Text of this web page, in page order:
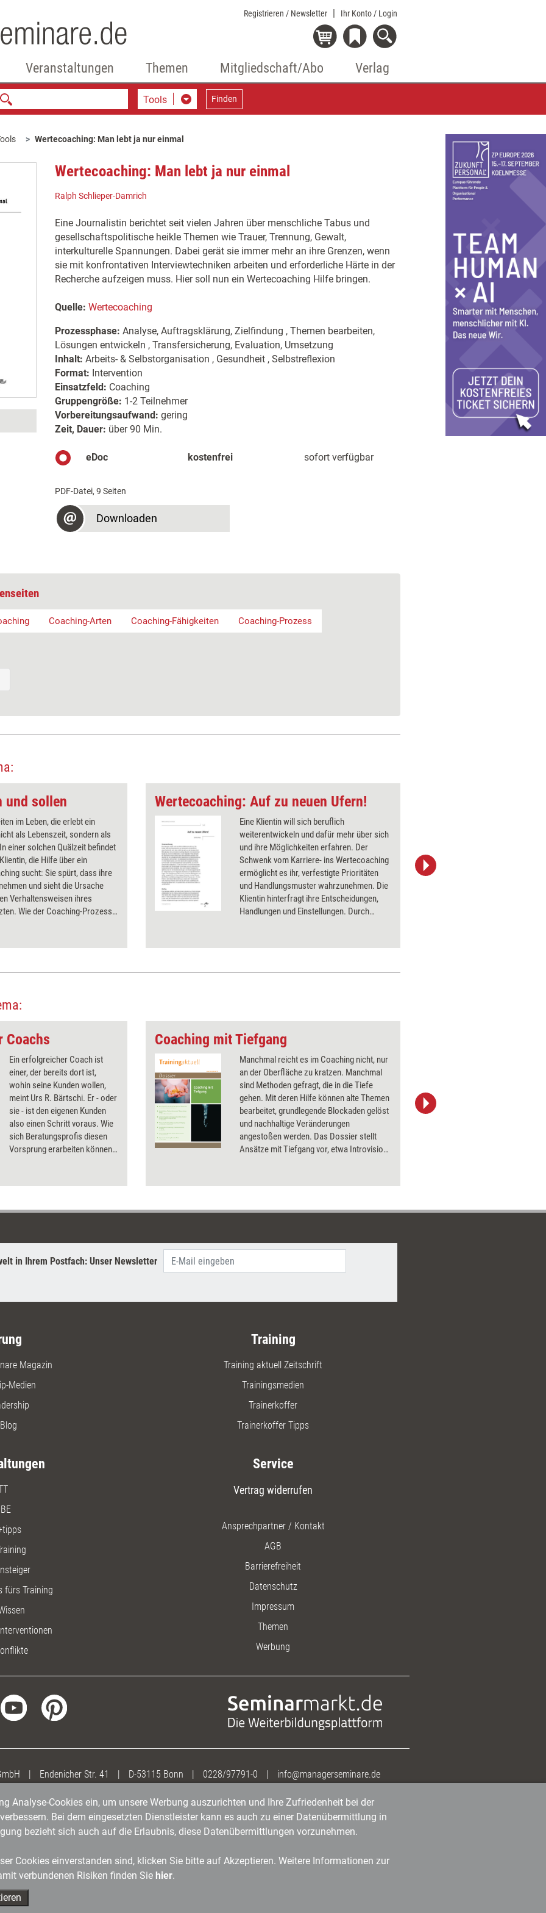
Registrieren / Newsletter Ihr Konto / Login
Veranstaltungen Themen Mitgliedschaft/Abo Verlag
Tools Finden
Wertecoaching: Man lebt ja nur einmal
Wertecoaching: Man lebt ja nur einmal
Ralph Schlieper-Damrich
Eine Journalistin berichtet seit vielen Jahren über menschliche Tabus und
gesellschaftspolitische heikle Themen wie Trauer, Trennung, Gewalt,
interkulturelle Spannungen. Dabei gerät sie immer mehr an ihre Grenzen, wenn
sie mit konfrontativen Interviewtechniken arbeiten und erforderliche Härte in der
Recherche aufzeigen muss. Hier soll nun ein Wertecoaching Hilfe bringen.
Quelle: Wertecoaching
Prozessphase: Analyse, Auftragsklärung, Zielfindung , Themen bearbeiten,
Lösungen entwickeln , Transfersicherung, Evaluation, Umsetzung
Inhalt: Arbeits- & Selbstorganisation , Gesundheit , Selbstreflexion
Format: Intervention
Einsatzfeld: Coaching
Gruppengröße: 1-2 Teilnehmer
Vorbereitungsaufwand: gering
Zeit, Dauer: über 90 Min.
eDoc kostenfrei sofort verfügbar
PDF-Datei, 9 Seiten
Downloaden
Coaching-Arten Coaching-Fähigkeiten Coaching-Prozess
und sollen
im Leben, die erlebt ein
als Lebenszeit, sondern als
einer solchen Quälzeit befindet
die Hilfe über ein
sucht: Sie spürt, dass ihre
und sieht die Ursache
Verhaltensweisen ihres
Wie der Coaching-Prozess
Wertecoaching: Auf zu neuen Ufern!
Eine Klientin will sich beruflich
weiterentwickeln und dafür mehr über sich
und ihre Möglichkeiten erfahren. Der
Schwenk vom Karriere- ins Wertecoaching
ermöglicht es ihr, verfestigte Prioritäten
und Handlungsmuster wahrzunehmen. Die
Klientin hinterfragt ihre Entscheidungen,
Handlungen und Einstellungen. Durch
Coachs
Ein erfolgreicher Coach ist
einer, der bereits dort ist,
wohin seine Kunden wollen,
meint Urs R. Bärtschi. Er - oder
sie - ist den eigenen Kunden
also einen Schritt voraus. Wie
sich Beratungsprofis diesen
Vorsprung erarbeiten können,
Coaching mit Tiefgang
Manchmal reicht es im Coaching nicht, nur
an der Oberfläche zu kratzen. Manchmal
sind Methoden gefragt, die in die Tiefe
gehen. Mit deren Hilfe können alte Themen
bearbeitet, grundlegende Blockaden gelöst
und nachhaltige Veränderungen
angestoßen werden. Das Dossier stellt
Ansätze mit Tiefgang vor, etwa Introvision-
in Ihrem Postfach: Unser Newsletter
Magazin
Medien
Training
Training aktuell Zeitschrift
Trainingsmedien
Trainerkoffer
Trainerkoffer Tipps
fürs Training
Service
Vertrag widerrufen
Ansprechpartner / Kontakt
AGB
Barrierefreiheit
Datenschutz
Impressum
Themen
Werbung
| Endenicher Str. 41 | D-53115 Bonn | 0228/97791-0 | info@managerseminare.de
Analyse-Cookies ein, um unsere Werbung auszurichten und Ihre Zufriedenheit bei der
Bei dem eingesetzten Dienstleister kann es auch zu einer Datenübermittlung in
bezieht sich auch auf die Erlaubnis, diese Datenübermittlungen vorzunehmen.
Cookies einverstanden sind, klicken Sie bitte auf Akzeptieren. Weitere Informationen zur
verbundenen Risiken finden Sie hier.